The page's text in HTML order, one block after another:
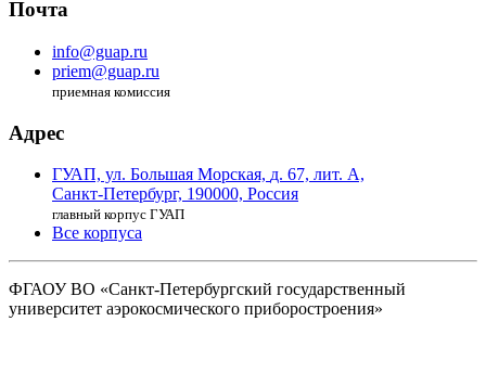
Почта
info@guap.ru
priem@guap.ru
приемная комиссия
Адрес
ГУАП, ул. Большая Морская, д. 67, лит. А,
Санкт-Петербург, 190000, Россия
главный корпус ГУАП
Все корпуса
ФГАОУ ВО «Санкт-Петербургский государственный
университет аэрокосмического приборостроения»